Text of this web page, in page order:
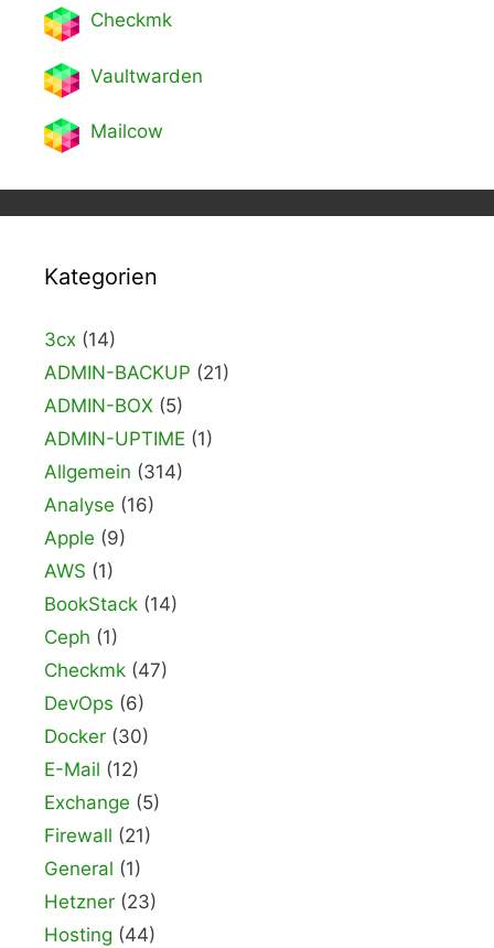
Checkmk
Vaultwarden
Mailcow
Kategorien
3cx (14)
ADMIN-BACKUP (21)
ADMIN-BOX (5)
ADMIN-UPTIME (1)
Allgemein (314)
Analyse (16)
Apple (9)
AWS (1)
BookStack (14)
Ceph (1)
Checkmk (47)
DevOps (6)
Docker (30)
E-Mail (12)
Exchange (5)
Firewall (21)
General (1)
Hetzner (23)
Hosting (44)